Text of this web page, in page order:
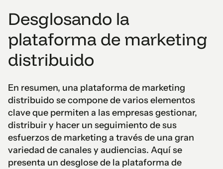
Desglosando la
plataforma de marketing
distribuido
En resumen, una plataforma de marketing
distribuido se compone de varios elementos
clave que permiten a las empresas gestionar,
distribuir y hacer un seguimiento de sus
esfuerzos de marketing a través de una gran
variedad de canales y audiencias. Aquí se
presenta un desglose de la plataforma de